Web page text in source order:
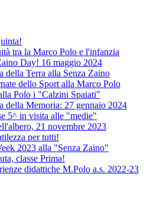
tra la Marco Polo e l'infanzia
Day! 16 maggio 2024
della Terra alla Senza Zaino
dello Sport alla Marco Polo
Polo i "Calzini Spaiati"
della Memoria: 27 gennaio 2024
5^ in visita alle "medie"
21 novembre 2023
per tutti!
2023 alla "Senza Zaino"
classe Prima!
didattiche M.Polo a.s. 2022-23